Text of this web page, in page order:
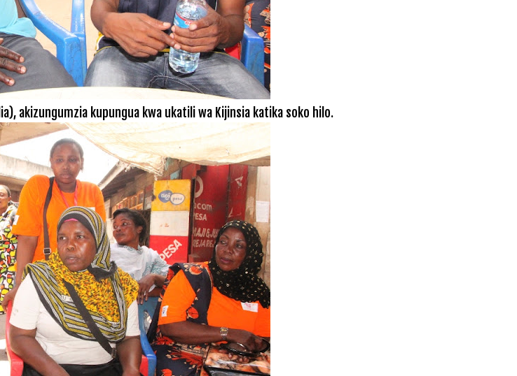
akizungumzia kupungua kwa ukatili wa Kijinsia katika soko hilo.